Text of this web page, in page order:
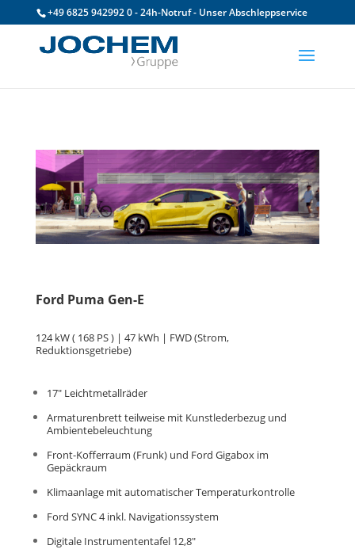
+49 6825 942992 0 - 24h-Notruf - Unser Abschleppservice
Ford Puma Gen-E
124 kW ( 168 PS ) | 47 kWh | FWD (Strom,
Reduktionsgetriebe)
17″ Leichtmetallräder
Armaturenbrett teilweise mit Kunstlederbezug und
Ambientebeleuchtung
Front-Kofferraum (Frunk) und Ford Gigabox im
Gepäckraum
Klimaanlage mit automatischer Temperaturkontrolle
Ford SYNC 4 inkl. Navigationssystem
Digitale Instrumententafel 12,8″